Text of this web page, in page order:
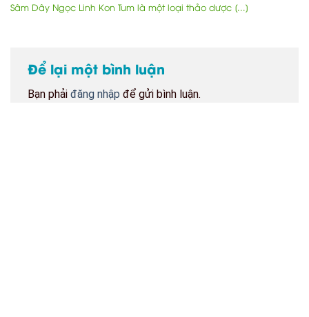
Sâm Dây Ngọc Linh Kon Tum là một loại thảo dược [...]
Để lại một bình luận
Bạn phải đăng nhập để gửi bình luận.